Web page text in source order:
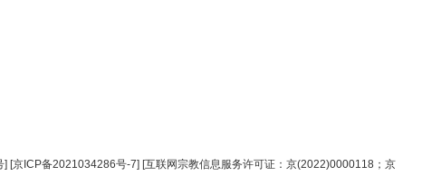
] [京ICP备2021034286号-7] [互联网宗教信息服务许可证：京(2022)0000118；京